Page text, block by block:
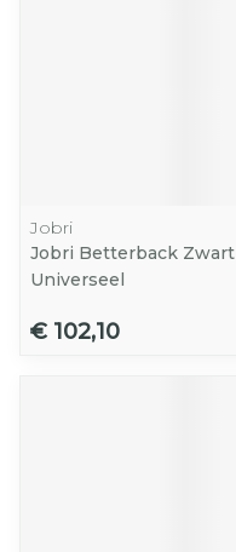
Jobri
Jobri Betterback Zwart
Universeel
€ 102,10